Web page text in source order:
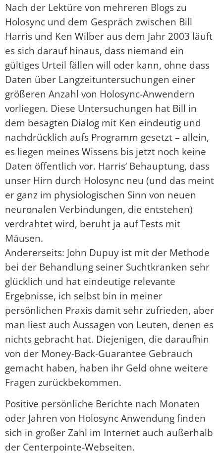
Nach der Lektüre von mehreren Blogs zu
Holosync und dem Gespräch zwischen Bill
Harris und Ken Wilber aus dem Jahr 2003 läuft
es sich darauf hinaus, dass niemand ein
gültiges Urteil fällen will oder kann, ohne dass
Daten über Langzeituntersuchungen einer
größeren Anzahl von Holosync-Anwendern
vorliegen. Diese Untersuchungen hat Bill in
dem besagten Dialog mit Ken eindeutig und
nachdrücklich aufs Programm gesetzt – allein,
es liegen meines Wissens bis jetzt noch keine
Daten öffentlich vor. Harris‘ Behauptung, dass
unser Hirn durch Holosync neu (und das meint
er ganz im physiologischen Sinn von neuen
neuronalen Verbindungen, die entstehen)
verdrahtet wird, beruht ja auf Tests mit
Mäusen.
Andererseits: John Dupuy ist mit der Methode
bei der Behandlung seiner Suchtkranken sehr
glücklich und hat eindeutige relevante
Ergebnisse, ich selbst bin in meiner
persönlichen Praxis damit sehr zufrieden, aber
man liest auch Aussagen von Leuten, denen es
nichts gebracht hat. Diejenigen, die daraufhin
von der Money-Back-Guarantee Gebrauch
gemacht haben, haben ihr Geld ohne weitere
Fragen zurückbekommen.
Positive persönliche Berichte nach Monaten
oder Jahren von Holosync Anwendung finden
sich in großer Zahl im Internet auch außerhalb
der Centerpointe-Webseiten.